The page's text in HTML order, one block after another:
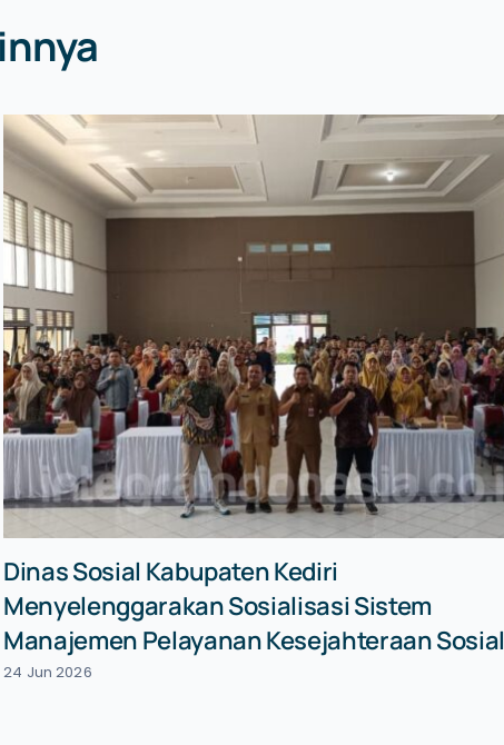
Dinas Sosial Kabupaten Kediri
Menyelenggarakan Sosialisasi Sistem
Manajemen Pelayanan Kesejahteraan Sosial
24 Jun 2026